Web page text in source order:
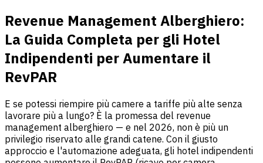
Revenue Management Alberghiero:
La Guida Completa per gli Hotel
Indipendenti per Aumentare il
RevPAR
E se potessi riempire più camere a tariffe più alte senza
lavorare più a lungo? È la promessa del revenue
management alberghiero — e nel 2026, non è più un
privilegio riservato alle grandi catene. Con il giusto
approccio e l'automazione adeguata, gli hotel indipendenti